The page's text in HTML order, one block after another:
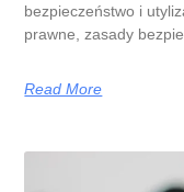
bezpieczeństwo i
prawne, zasady
Read More